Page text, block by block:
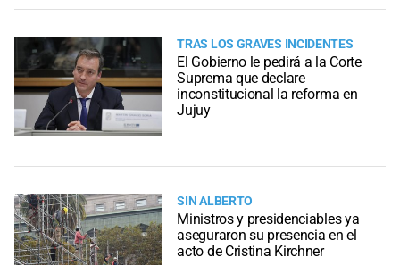
TRAS LOS GRAVES INCIDENTES
El Gobierno le pedirá a la Corte
Suprema que declare
inconstitucional la reforma en
Jujuy
SIN ALBERTO
Ministros y presidenciables ya
aseguraron su presencia en el
acto de Cristina Kirchner